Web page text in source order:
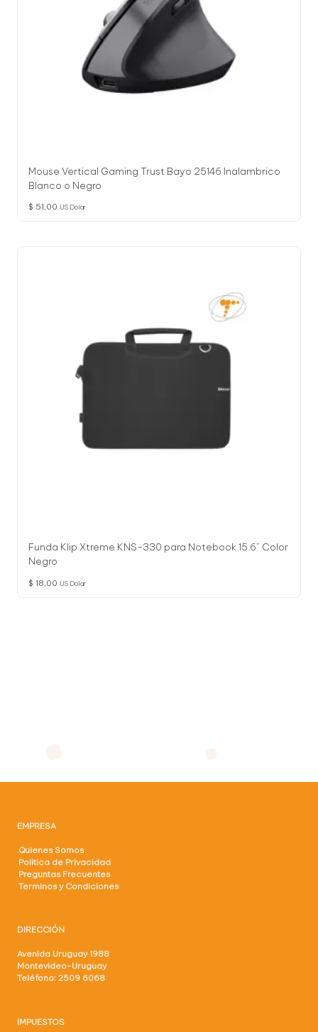
Mouse Vertical Gaming Trust Bayo 25146 Inalambrico
Blanco o Negro
$ 51,00 US Dolar
Funda Klip Xtreme KNS-330 para Notebook 15.6” Color
Negro
$ 18,00 US Dolar
EMPRESA
Quienes Somos
Politica de Privacidad
Preguntas Frecuentes
Terminos y Condiciones
DIRECCIÓN
Avenida Uruguay 1988
Montevideo-Uruguay
Teléfono: 2509 6068
IMPUESTOS